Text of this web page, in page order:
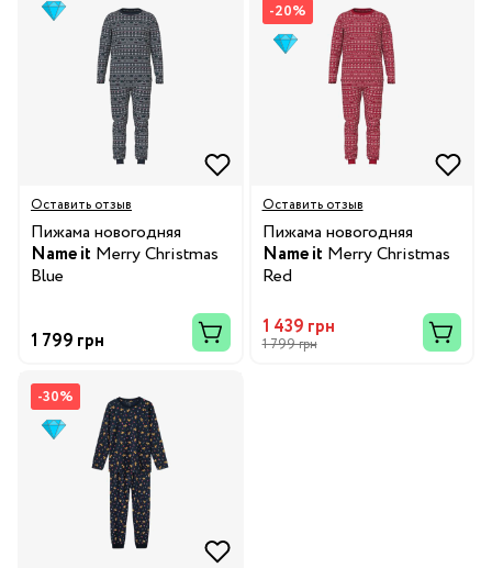
Оставить отзыв
Пижама новогодняя
Name it Merry Christmas
Blue
1 799 грн
-20%
Оставить отзыв
Пижама новогодняя
Name it Merry Christmas
Red
1 439 грн
1 799 грн
-30%